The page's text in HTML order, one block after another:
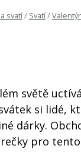
svatí/ Svatí/
světě
si lidé,
dárky.
pro